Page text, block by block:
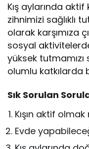
Kış aylarında
zihnimizi sağlıklı
olarak karşımıza
sosyal
yüksek tutmamızı
olumlu katkılarda
Sık Sorulan
Kışın aktif
Evde